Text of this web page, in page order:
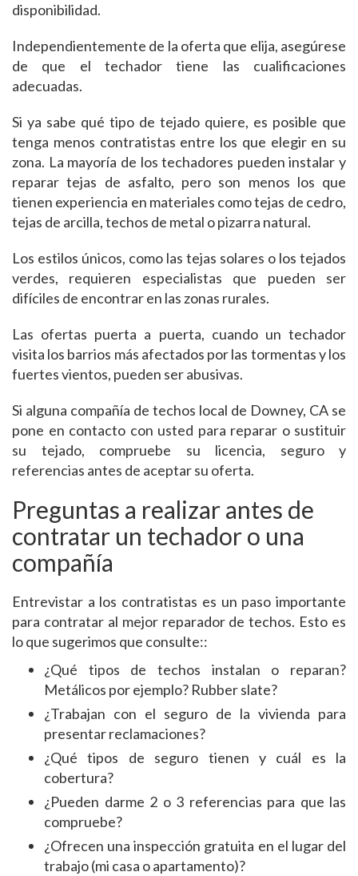
disponibilidad.
Independientemente de la oferta que elija, asegúrese
de que el techador tiene las cualificaciones
adecuadas.
Si ya sabe qué tipo de tejado quiere, es posible que
tenga menos contratistas entre los que elegir en su
zona. La mayoría de los techadores pueden instalar y
reparar tejas de asfalto, pero son menos los que
tienen experiencia en materiales como tejas de cedro,
tejas de arcilla, techos de metal o pizarra natural.
Los estilos únicos, como las tejas solares o los tejados
verdes, requieren especialistas que pueden ser
difíciles de encontrar en las zonas rurales.
Las ofertas puerta a puerta, cuando un techador
visita los barrios más afectados por las tormentas y los
fuertes vientos, pueden ser abusivas.
Si alguna compañía de techos local de Downey, CA se
pone en contacto con usted para reparar o sustituir
su tejado, compruebe su licencia, seguro y
referencias antes de aceptar su oferta.
Preguntas a realizar antes de
contratar un techador o una
compañía
Entrevistar a los contratistas es un paso importante
para contratar al mejor reparador de techos. Esto es
lo que sugerimos que consulte::
¿Qué tipos de techos instalan o reparan?
Metálicos por ejemplo? Rubber slate?
¿Trabajan con el seguro de la vivienda para
presentar reclamaciones?
¿Qué tipos de seguro tienen y cuál es la
cobertura?
¿Pueden darme 2 o 3 referencias para que las
compruebe?
¿Ofrecen una inspección gratuita en el lugar del
trabajo (mi casa o apartamento)?